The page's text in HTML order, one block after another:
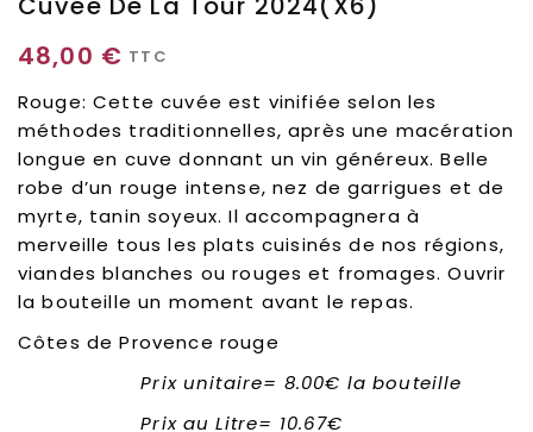
48,00 € TTC
Rouge: Cette cuvée est vinifiée selon les
méthodes traditionnelles, après une macération
longue en cuve donnant un vin généreux. Belle
robe d’un rouge intense, nez de garrigues et de
myrte, tanin soyeux. Il accompagnera à
merveille tous les plats cuisinés de nos régions,
viandes blanches ou rouges et fromages. Ouvrir
la bouteille un moment avant le repas.
Côtes de Provence rouge
Prix unitaire= 8.00€ la bouteille
Prix au Litre= 10.67€